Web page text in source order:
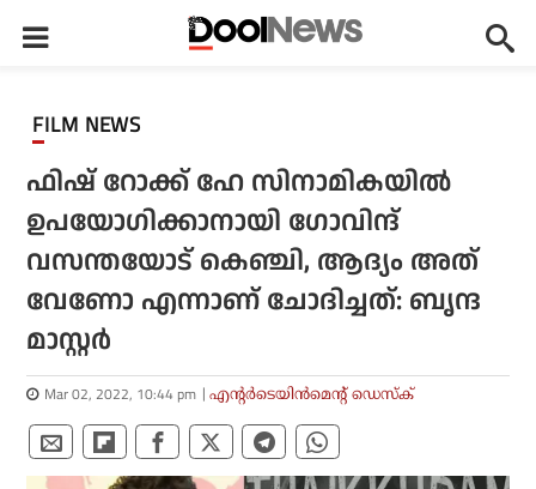
FILM NEWS
ഫിഷ് റോക്ക് ഹേ സിനാമികയില്‍
ഉപയോഗിക്കാനായി ഗോവിന്ദ്
വസന്തയോട് കെഞ്ചി, ആദ്യം അത്
വേണോ എന്നാണ് ചോദിച്ചത്: ബൃന്ദ
മാസ്റ്റര്‍
Mar 02, 2022, 10:44 pm എന്റര്‍ടെയിന്‍മെന്റ് ഡെസ്‌ക്